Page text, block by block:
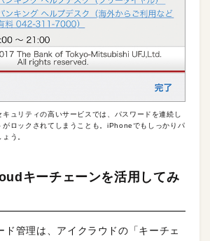
ュリティの高いサービスでは、パスワードを連続し
がロックされてしまうことも。iPhoneでもしっかりパ
う。
キーチェーンを活用してみ
ド管理は、アイクラウドの「キーチェ